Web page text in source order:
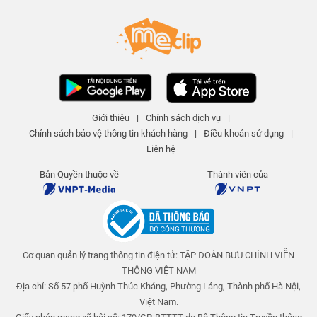
toàn cho trẻ em
An toàn cho trẻ em
25 N lượt xem
04:01
Nuốt kẹo dính ruột - Tập 311 | An
toàn cho trẻ em
An toàn cho trẻ em
25 N lượt xem 4 năm trước
03:58
Giấc mơ giận dỗi - Tập 310 | An
25 N lượt xem - 4 năm trước
Những múi cam mọng nước - Tập
309 | An toàn cho trẻ em
An toàn cho trẻ em
25 N lượt xem
Giới thiệu | Chính sách dịch vụ
|
Chính sách bảo vệ thông tin khách hàng
| Điều khoản sử dụng
|
Liên hệ
Bản Quyền thuộc về Thành viên của
Cơ quan quản lý trang thông tin điện tử: TẬP ĐOÀN BƯU CHÍNH VIỄN
THÔNG VIỆT NAM
Địa chỉ: Số 57 phố Huỳnh Thúc Kháng, Phường Láng, Thành phố Hà Nội,
Việt Nam.